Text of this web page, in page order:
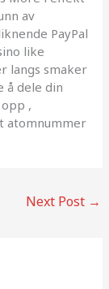
av
PayPal
like
langs smaker
å dele din
,
atomnummer
Next Post →